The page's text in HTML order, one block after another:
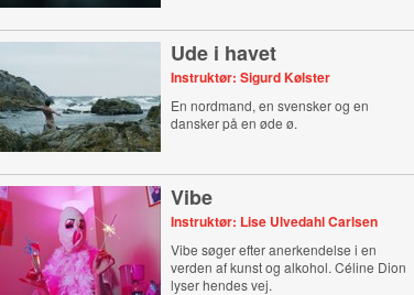
Ude i havet
Instruktør: Sigurd Kølster
En nordmand, en svensker og en
dansker på en øde ø.
Vibe
Instruktør: Lise Ulvedahl Carlsen
Vibe søger efter anerkendelse i en
verden af kunst og alkohol. Céline Dion
lyser hendes vej.